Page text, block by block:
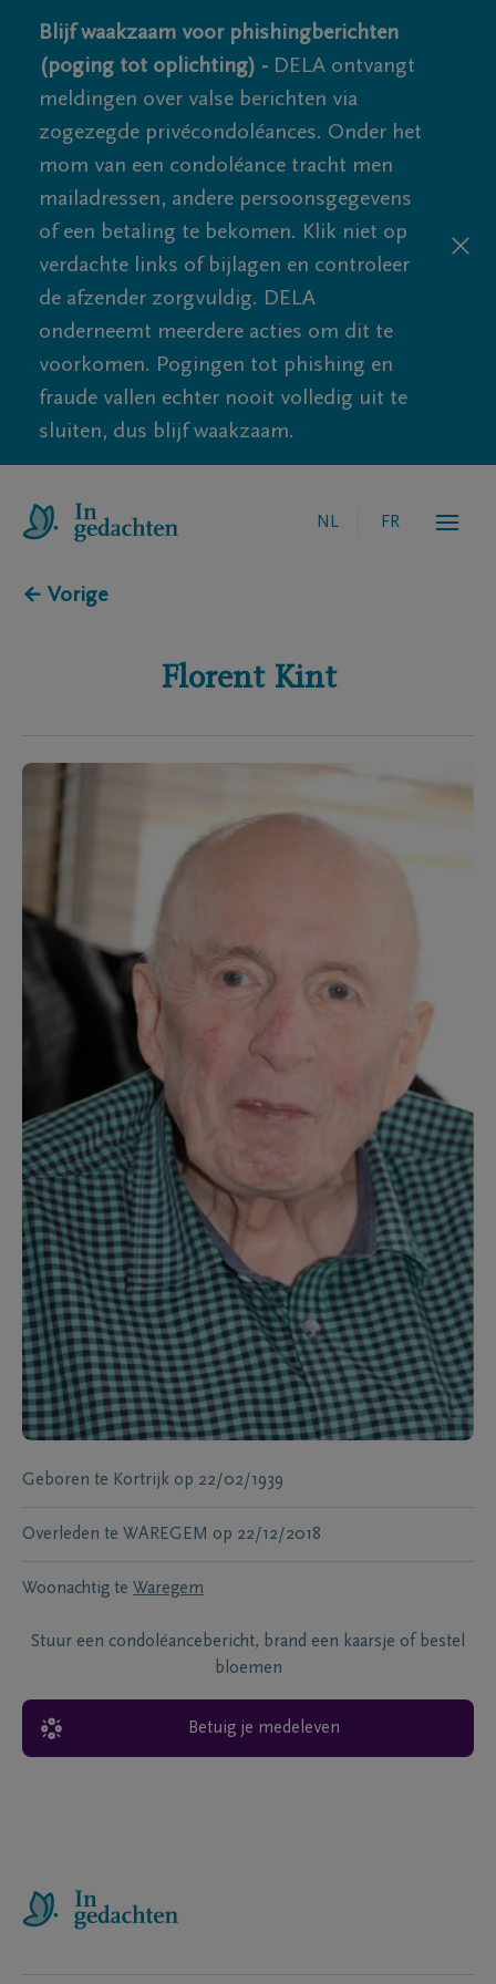
Blijf waakzaam voor phishingberichten
(poging tot oplichting) - DELA ontvangt
meldingen over valse berichten via
zogezegde privécondoléances. Onder het
mom van een condoléance tracht men
mailadressen, andere persoonsgegevens
of een betaling te bekomen. Klik niet op
verdachte links of bijlagen en controleer
de afzender zorgvuldig. DELA
onderneemt meerdere acties om dit te
voorkomen. Pogingen tot phishing en
fraude vallen echter nooit volledig uit te
sluiten, dus blijf waakzaam.
NL FR
← Vorige
Florent Kint
Geboren te Kortrijk op 22/02/1939
Overleden te WAREGEM op 22/12/2018
Woonachtig te Waregem
Stuur een condoléancebericht, brand een kaarsje of bestel
bloemen
Betuig je medeleven